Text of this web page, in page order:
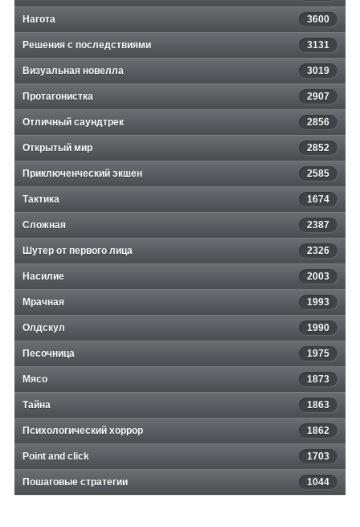
Нагота 3600
Решения с последствиями 3131
Визуальная новелла 3019
Протагонистка 2907
Отличный саундтрек 2856
Открытый мир 2852
Приключенческий экшен 2585
Тактика 1674
Сложная 2387
Шутер от первого лица 2326
Насилие 2003
Мрачная 1993
Олдскул 1990
Песочница 1975
Мясо 1873
Тайна 1863
Психологический хоррор 1862
Point and click 1703
Пошаговые стратегии 1044